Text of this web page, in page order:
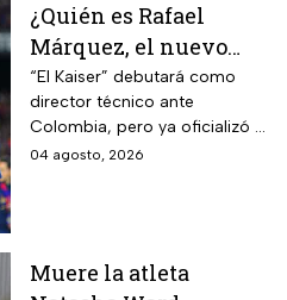
¿Quién es Rafael
Márquez, el nuevo
entrenador de la
Selección Mexicana
que debutará con
Colombia, Perú y
“El Kaiser” debutará como
director técnico ante
Colombia, pero ya oficializó la
fecha de su primer encuentro
04 agosto, 2026
Muere la atleta